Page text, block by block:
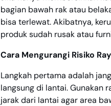
bagian bawah rak atau
bisa terlewat. Akibatnya,
produk sudah rusak atau
Cara Mengurangi Risiko
Langkah pertama adalah
langsung di lantai. Gunakan
jarak dari lantai agar area